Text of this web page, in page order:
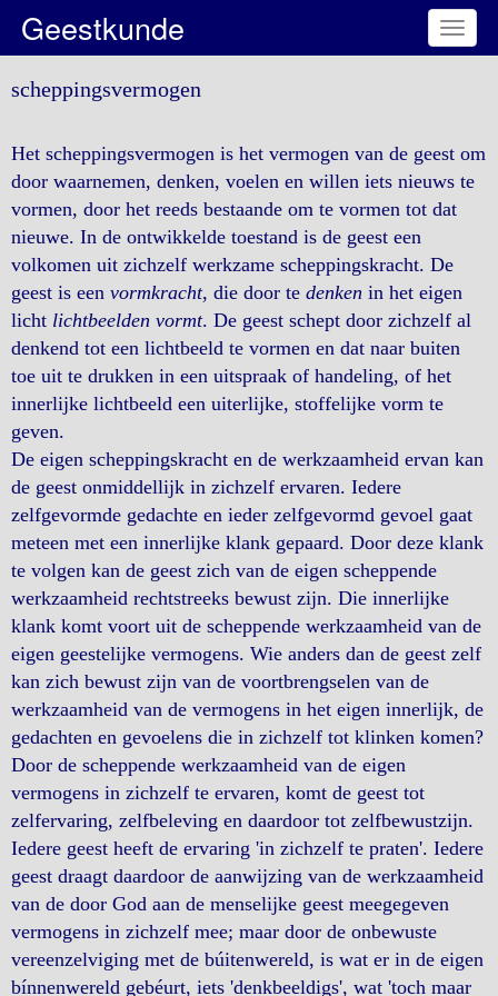
Toggle
Geestkunde
scheppingsvermogen
Het scheppingsvermogen is het vermogen van de geest om
door waarnemen, denken, voelen en willen iets nieuws te
vormen, door het reeds bestaande om te vormen tot dat
nieuwe. In de ontwikkelde toestand is de geest een
volkomen uit zichzelf werkzame scheppingskracht. De
geest is een vormkracht, die door te denken in het eigen
licht lichtbeelden vormt. De geest schept door zichzelf al
denkend tot een lichtbeeld te vormen en dat naar buiten
toe uit te drukken in een uitspraak of handeling, of het
innerlijke lichtbeeld een uiterlijke, stoffelijke vorm te
geven.
De eigen scheppingskracht en de werkzaamheid ervan kan
de geest onmiddellijk in zichzelf ervaren. Iedere
zelfgevormde gedachte en ieder zelfgevormd gevoel gaat
meteen met een innerlijke klank gepaard. Door deze klank
te volgen kan de geest zich van de eigen scheppende
werkzaamheid rechtstreeks bewust zijn. Die innerlijke
klank komt voort uit de scheppende werkzaamheid van de
eigen geestelijke vermogens. Wie anders dan de geest zelf
kan zich bewust zijn van de voortbrengselen van de
werkzaamheid van de vermogens in het eigen innerlijk, de
gedachten en gevoelens die in zichzelf tot klinken komen?
Door de scheppende werkzaamheid van de eigen
vermogens in zichzelf te ervaren, komt de geest tot
zelfervaring, zelfbeleving en daardoor tot zelfbewustzijn.
Iedere geest heeft de ervaring 'in zichzelf te praten'. Iedere
geest draagt daardoor de aanwijzing van de werkzaamheid
van de door God aan de menselijke geest meegegeven
vermogens in zichzelf mee; maar door de onbewuste
vereenzelviging met de búitenwereld, is wat er in de eigen
bínnenwereld gebéurt, iets 'denkbeeldigs', wat 'toch maar